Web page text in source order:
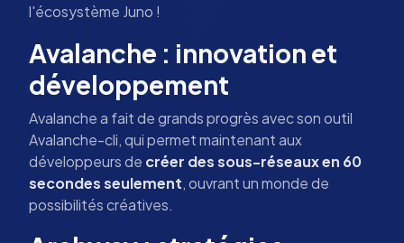
l'écosystème Juno !
Avalanche : innovation et
développement
Avalanche a fait de grands progrès avec son outil
Avalanche-cli, qui permet maintenant aux
développeurs de créer des sous-réseaux en 60
secondes seulement, ouvrant un monde de
possibilités créatives.